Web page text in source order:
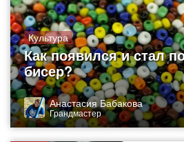
Культура
Как появился и стал
бисер?
Анастасия Бабакова
Грандмастер